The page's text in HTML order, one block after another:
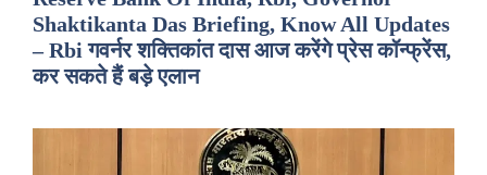
Shaktikanta Das Briefing, Know All Updates
– Rbi गवर्नर शक्तिकांत दास आज करेंगे प्रेस कॉन्फ्रेंस,
कर सकते हैं बड़े एलान